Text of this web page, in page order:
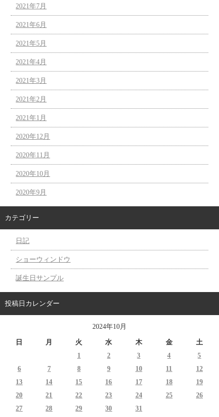
2021年7月
2021年6月
2021年5月
2021年4月
2021年3月
2021年2月
2021年1月
2020年12月
2020年11月
2020年10月
2020年9月
カテゴリー
日記
ショーウィンドウ
誕生日サンプル
投稿日カレンダー
2024年10月
日 月 火 水 木 金
土
1
2 3 4
5
6
7 8 9 10 11
12
13
14 15 16 17 18
19
20
21 22 23 24 25
26
27
28 29 30 31